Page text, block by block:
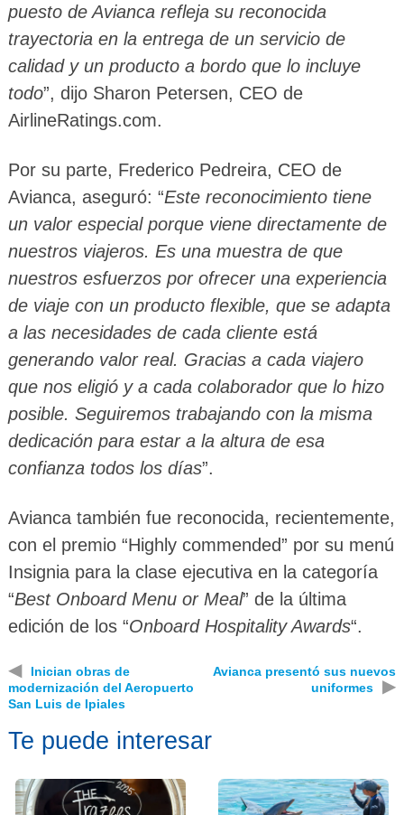
puesto de Avianca refleja su reconocida
trayectoria en la entrega de un servicio de
calidad y un producto a bordo que lo incluye
todo”, dijo Sharon Petersen, CEO de
AirlineRatings.com.
Por su parte, Frederico Pedreira, CEO de
Avianca, aseguró: “Este reconocimiento tiene
un valor especial porque viene directamente de
nuestros viajeros. Es una muestra de que
nuestros esfuerzos por ofrecer una experiencia
de viaje con un producto flexible, que se adapta
a las necesidades de cada cliente está
generando valor real. Gracias a cada viajero
que nos eligió y a cada colaborador que lo hizo
posible. Seguiremos trabajando con la misma
dedicación para estar a la altura de esa
confianza todos los días”.
Avianca también fue reconocida, recientemente,
con el premio “Highly commended” por su menú
Insignia para la clase ejecutiva en la categoría
“Best Onboard Menu or Meal” de la última
edición de los “Onboard Hospitality Awards“.
◀
Inician obras de
modernización del Aeropuerto
San Luis de Ipiales
Avianca presentó sus nuevos
uniformes
▶
Te puede interesar